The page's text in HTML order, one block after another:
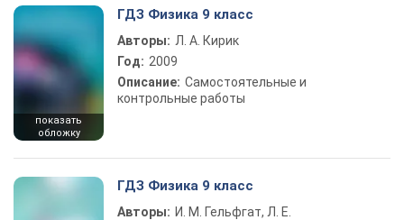
показать
обложку
ГДЗ Физика 9 класс
Авторы: Л. А. Кирик
Год: 2009
Описание: Самостоятельные и
контрольные работы
ГДЗ Физика 9 класс
Авторы: И. М. Гельфгат, Л. Е.